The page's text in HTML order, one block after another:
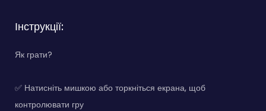
Інструкції:
Як грати?
✅ Натисніть мишкою або торкніться екрана, щоб
контролювати гру